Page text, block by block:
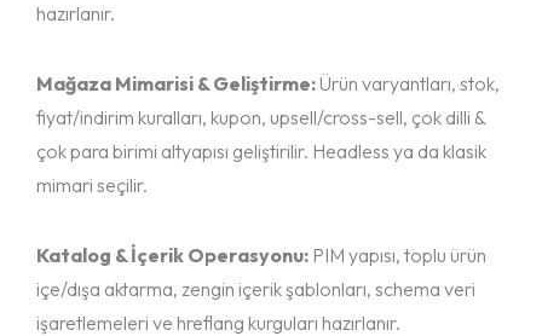
hazırlanır.
Mağaza Mimarisi & Geliştirme: Ürün varyantları, stok,
fiyat/indirim kuralları, kupon, upsell/cross-sell, çok dilli &
çok para birimi altyapısı geliştirilir. Headless ya da klasik
mimari seçilir.
Katalog & İçerik Operasyonu: PIM yapısı, toplu ürün
içe/dışa aktarma, zengin içerik şablonları, schema veri
işaretlemeleri ve hreflang kurguları hazırlanır.